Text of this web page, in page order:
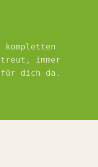
immer
dich da.